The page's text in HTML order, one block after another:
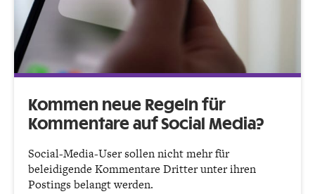
Kommen neue Regeln für
Kommentare auf Social Media?
Social-Media-User sollen nicht mehr für
beleidigende Kommentare Dritter unter ihren
Postings belangt werden.